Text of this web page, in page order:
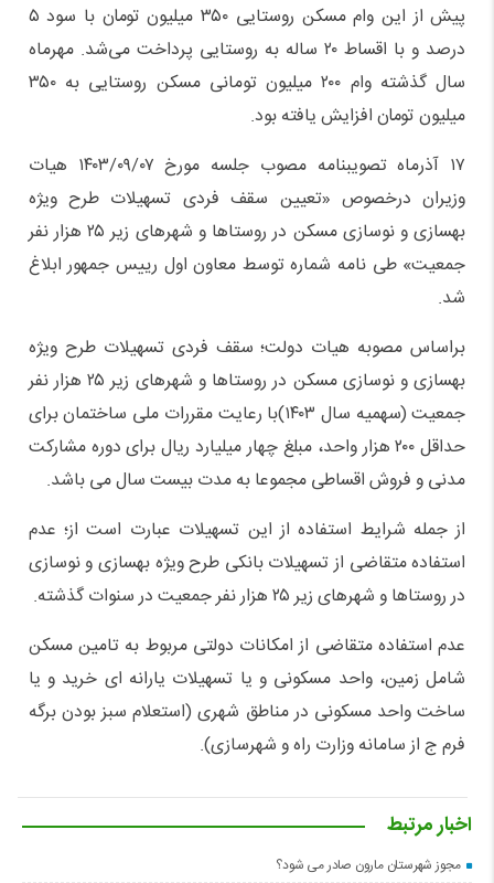
پیش از این وام مسکن روستایی ۳۵۰ میلیون تومان با سود ۵
درصد و با اقساط ۲۰ ساله به روستایی پرداخت می‌شد. مهرماه
سال گذشته وام ۲۰۰ میلیون تومانی مسکن روستایی به ۳۵۰
میلیون تومان افزایش یافته بود.
۱۷ آذرماه تصویبنامه مصوب جلسه مورخ ۱۴۰۳/۰۹/۰۷ هیات
وزیران درخصوص «تعیین سقف فردی تسهیلات طرح ویژه
بهسازی و نوسازی مسکن در روستاها و شهرهای زیر ۲۵ هزار نفر
جمعیت» طی نامه شماره توسط معاون اول رییس جمهور ابلاغ
شد.
براساس مصوبه هیات دولت؛ سقف فردی تسهیلات طرح ویژه
بهسازی و نوسازی مسکن در روستاها و شهرهای زیر ۲۵ هزار نفر
جمعیت (سهمیه سال ۱۴۰۳)با رعایت مقررات ملی ساختمان برای
حداقل ۲۰۰ هزار واحد، مبلغ چهار میلیارد ریال برای دوره مشارکت
مدنی و فروش اقساطی مجموعا به مدت بیست سال می باشد.
از جمله شرایط استفاده از این تسهیلات عبارت است از؛ عدم
استفاده متقاضی از تسهیلات بانکی طرح ویژه بهسازی و نوسازی
در روستاها و شهرهای زیر ۲۵ هزار نفر جمعیت در سنوات گذشته.
عدم استفاده متقاضی از امکانات دولتی مربوط به تامین مسکن
شامل زمین، واحد مسکونی و یا تسهیلات یارانه ای خرید و یا
ساخت واحد مسکونی در مناطق شهری (استعلام سبز بودن برگه
فرم ج از سامانه وزارت راه و شهرسازی).
اخبار مرتبط
مجوز شهرستان مارون صادر می شود؟